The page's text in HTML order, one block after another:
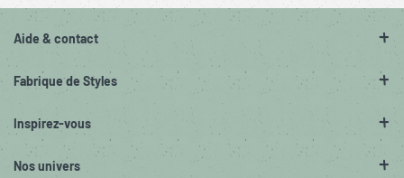
Aide & contact
Fabrique de Styles
Inspirez-vous
Nos univers